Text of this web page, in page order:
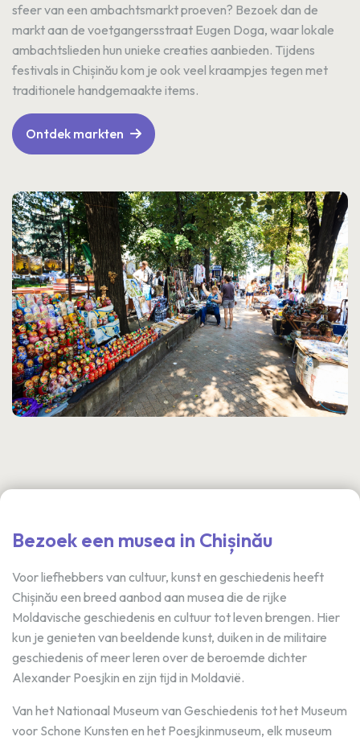
sfeer van een ambachtsmarkt proeven? Bezoek dan de
markt aan de voetgangersstraat Eugen Doga, waar lokale
ambachtslieden hun unieke creaties aanbieden. Tijdens
festivals in Chișinău kom je ook veel kraampjes tegen met
traditionele handgemaakte items.
Ontdek markten
Bezoek een musea in Chișinău
Voor liefhebbers van cultuur, kunst en geschiedenis heeft
Chișinău een breed aanbod aan musea die de rijke
Moldavische geschiedenis en cultuur tot leven brengen. Hier
kun je genieten van beeldende kunst, duiken in de militaire
geschiedenis of meer leren over de beroemde dichter
Alexander Poesjkin en zijn tijd in Moldavië.
Van het Nationaal Museum van Geschiedenis tot het Museum
voor Schone Kunsten en het Poesjkinmuseum, elk museum